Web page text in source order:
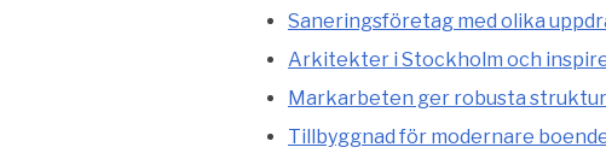
Saneringsföretag med olika
Arkitekter i Stockholm och
Markarbeten ger robusta
Tillbyggnad för modernare